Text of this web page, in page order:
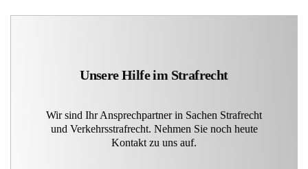
Unsere Hilfe im Strafrecht
Wir sind Ihr Ansprechpartner in Sachen Strafrecht
und Verkehrsstrafrecht. Nehmen Sie noch heute
Kontakt zu uns auf.